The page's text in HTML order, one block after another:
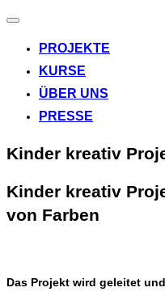
Navigation
PROJEKTE
KURSE
ÜBER UNS
PRESSE
Kinder kreativ
Kinder kreativ
von Farben
Das Projekt wird geleitet